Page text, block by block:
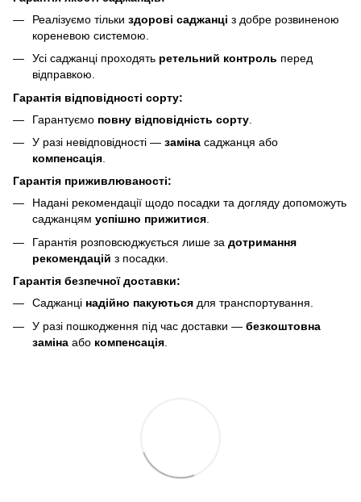
Реалізуємо тільки здорові саджанці з добре розвиненою
кореневою системою.
Усі саджанці проходять ретельний контроль перед
відправкою.
Гарантія відповідності сорту:
Гарантуємо повну відповідність сорту
У разі невідповідності — заміна саджанця або
компенсація
Гарантія приживлюваності:
Надані рекомендації щодо посадки та догляду допоможуть
саджанцям успішно прижитися.
Гарантія розповсюджується лише за дотримання
рекомендацій з посадки.
Гарантія безпечної доставки:
Саджанці надійно пакуються для транспортування.
У разі пошкодження під час доставки — безкоштовна
заміна або компенсація